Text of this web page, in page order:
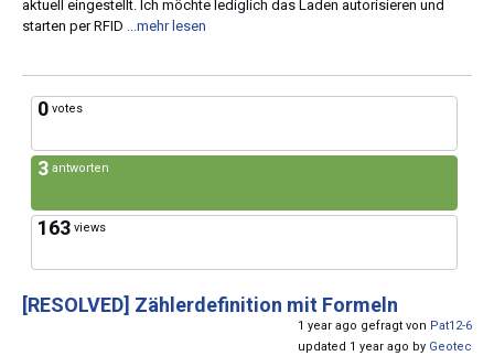
aktuell eingestellt. Ich möchte lediglich das Laden autorisieren und
starten per RFID ...mehr lesen
0 votes
3 antworten
163 views
[RESOLVED] Zählerdefinition mit Formeln
1 year ago gefragt von Pat12-6
updated 1 year ago by Geotec